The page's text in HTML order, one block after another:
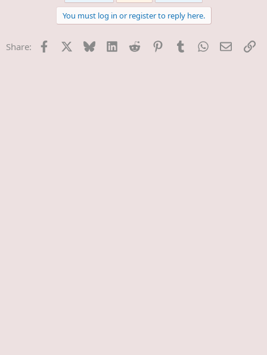
s
You must log in or register to reply here.
Share: Facebook Bluesky LinkedInReddit PinterestTumblrWhatsApp
E-Mail